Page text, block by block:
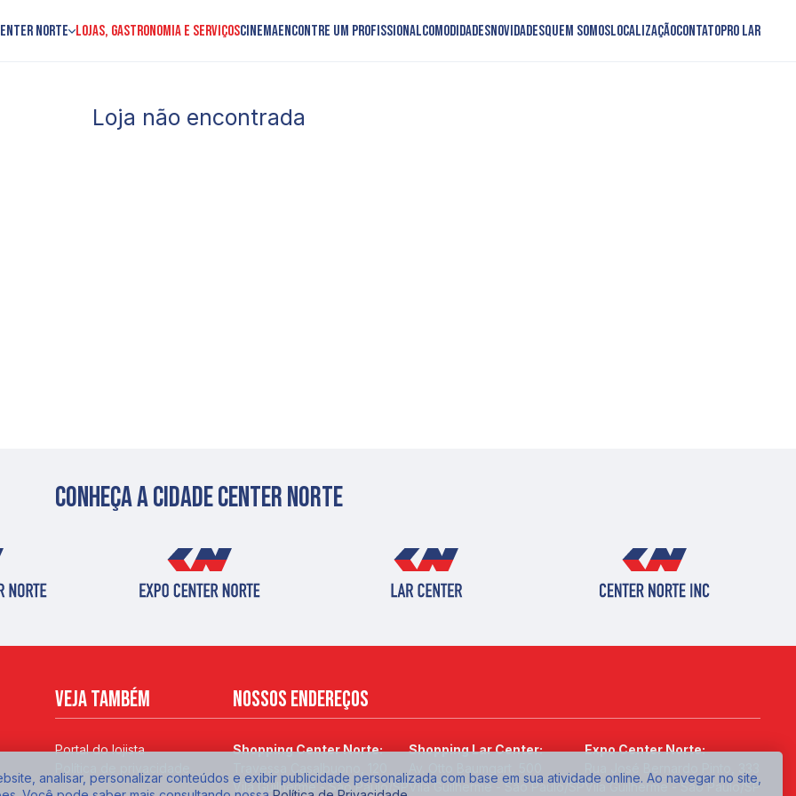
Norte Lojas, Gastronomia e ServiçosCinemaEncontre um profissionalComodidadesNovidadesQuem somosLocalizaçãoContatoPRO LAR
Loja não encontrada
Conheça a cidade center norte
Veja também
Portal do lojista
Nossos endereços
Shopping Center Norte:
Vila Guilherme - São Paulo/SP
Shopping Lar Center:
Vila Guilherme - São Paulo/SP
Expo Center Norte:
Vila Guilherme - São Paulo/SP
analisar, personalizar conteúdos e exibir publicidade personalizada com base em sua atividade online. Ao navegar no site,